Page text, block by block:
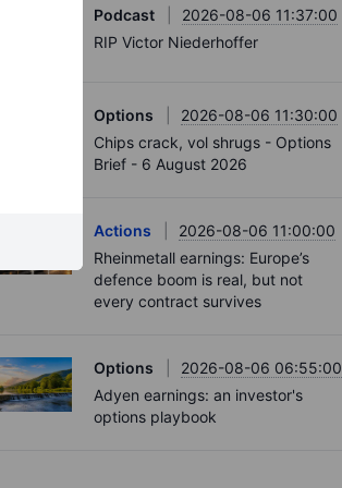
Podcast
2026-08-06 11:37:00
RIP Victor Niederhoffer
Options
2026-08-06 11:30:00
Chips crack, vol shrugs - Options
Brief - 6 August 2026
Actions
2026-08-06 11:00:00
Rheinmetall earnings: Europe’s
defence boom is real, but not
every contract survives
Options
2026-08-06 06:55:00
Adyen earnings: an investor's
options playbook